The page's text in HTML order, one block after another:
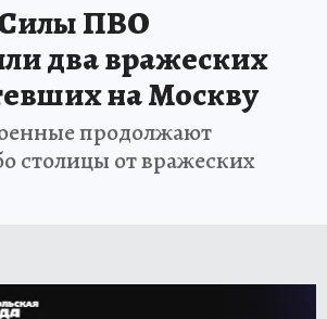
ПВО
два вражеских
на Москву
продолжают
столицы от вражеских